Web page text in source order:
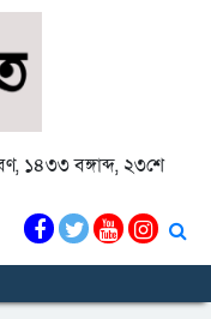
১৪৩৩ বঙ্গাব্দ, ২৩শে